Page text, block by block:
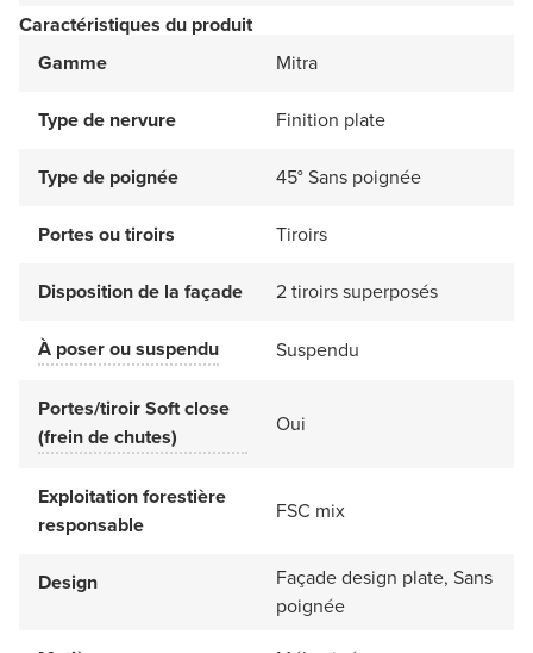
Caractéristiques du produit
Gamme
Mitra
Type de nervure Finition plate
Type de poignée 45° Sans poignée
Portes ou tiroirs Tiroirs
Disposition de la façade 2 tiroirs superposés
À poser ou suspendu Suspendu
Portes/tiroir Soft close
(frein de chutes)
Oui
Exploitation forestière
responsable
FSC mix
Design
Façade design plate, Sans
poignée